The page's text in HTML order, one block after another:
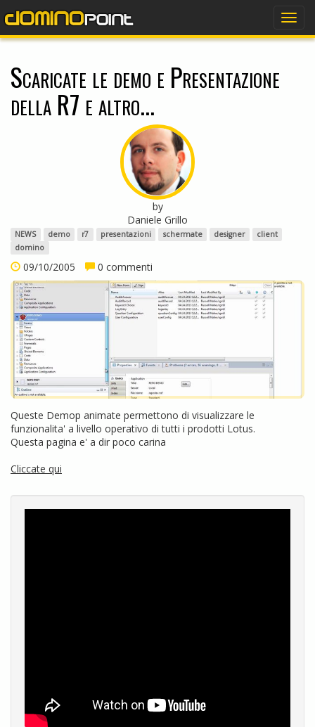
Scaricate le demo e Presentazione
della R7 e altro...
by
Daniele Grillo
NEWS demo r7 presentazioni schermate designer
client
domino
09/10/2005 0 commenti
Queste Demop animate permettono di visualizzare le
funzionalita' a livello operativo di tutti i prodotti Lotus.
Questa pagina e' a dir poco carina
Cliccate qui